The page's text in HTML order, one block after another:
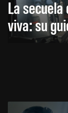
La secuela
viva: su